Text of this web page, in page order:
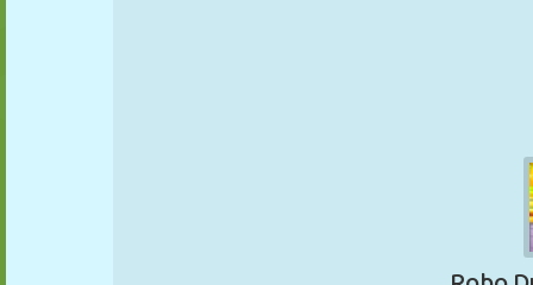
ROBOTS